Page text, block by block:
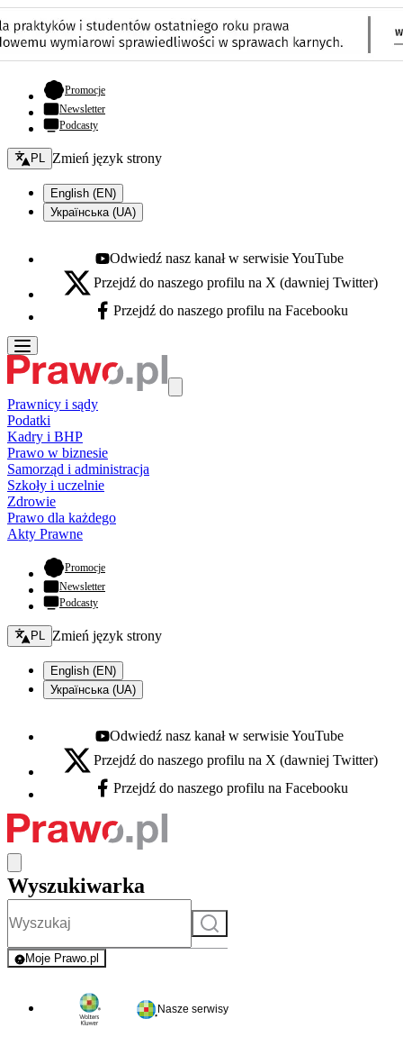
Promocje- otwiera się w nowej karcie
Newsletter
Podcasty
Zmień język - bieżący:
PL Zmień język strony
English (EN)
Українська (UA)
Youtube - otwiera się w nowej karcie
Odwiedź nasz kanał w serwisie YouTube
X - otwiera się w nowej karcie
Przejdź do naszego profilu na X (dawniej Twitter)
Facebook - otwiera się w nowej karcie
Przejdź do naszego profilu na Facebooku
Prawnicy i sądy
Podatki
Kadry i BHP
Prawo w biznesie
Samorząd i administracja
Szkoły i uczelnie
Zdrowie
Prawo dla każdego
Akty Prawne
Promocje- otwiera się w nowej karcie
Newsletter
Podcasty
Zmień język - bieżący:
PL Zmień język strony
English (EN)
Українська (UA)
Youtube - otwiera się w nowej karcie
Odwiedź nasz kanał w serwisie YouTube
X - otwiera się w nowej karcie
Przejdź do naszego profilu na X (dawniej Twitter)
Facebook - otwiera się w nowej karcie
Przejdź do naszego profilu na Facebooku
Wyszukiwarka
Szukaj
Moje Prawo.pl
- rejestracja i logowanie do serwisu
Nasze serwisy